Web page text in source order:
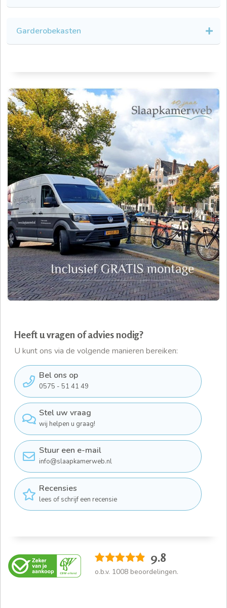
Heeft u vragen of advies nodig?
U kunt ons via de volgende manieren bereiken:
Bel ons op
0575 - 51 41 49
Stel uw vraag
wij helpen u graag!
Stuur een e-mail
info@slaapkamerweb.nl
Recensies
lees of schrijf een recensie
9.8
o.b.v. 1008 beoordelingen.
Garderobekasten